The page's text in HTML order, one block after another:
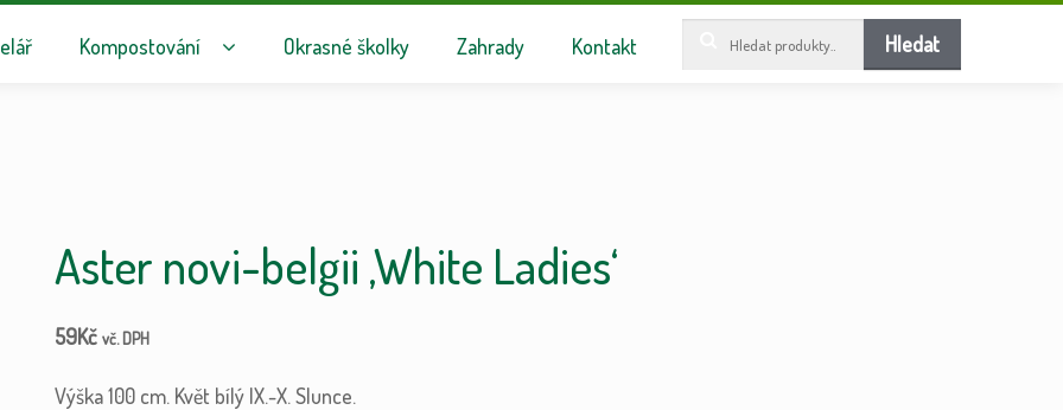
webu
Hledat
Kompostování Okrasné školky Zahrady Kontakt
Aster novi-belgii ‚White Ladies‘
59Kč vč. DPH
Výška 100 cm. Květ bílý IX.-X. Slunce.